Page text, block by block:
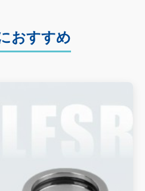
おすすめ